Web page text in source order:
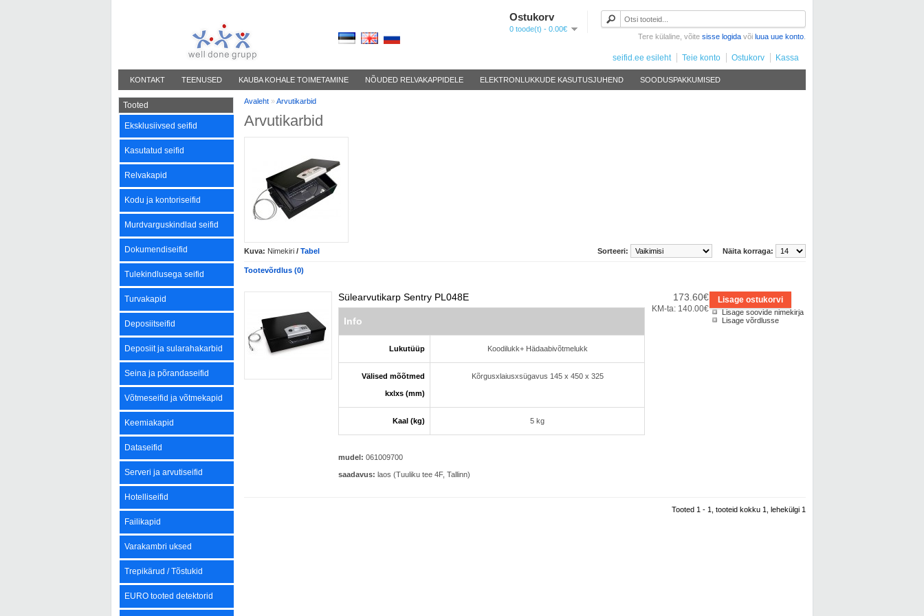
Ostukorv
0 toode(t) - 0.00€
Tere külaline, võite sisse logida või luua uue konto
seifid.ee esileht Teie konto Ostukorv Kassa
KONTAKT TEENUSED KAUBA KOHALE TOIMETAMINE NÕUDED RELVAKAPPIDELE ELEKTRONLUKKUDE KASUTUSJUHEND SOODUSPAKKUMISED
Tooted
Eksklusiivsed seifid
Kasutatud seifid
Relvakapid
Kodu ja kontoriseifid
Murdvarguskindlad seifid
Dokumendiseifid
Tulekindlusega seifid
Turvakapid
Deposiitseifid
Deposiit ja sularahakarbid
Seina ja põrandaseifid
Võtmeseifid ja võtmekapid
Keemiakapid
Dataseifid
Serveri ja arvutiseifid
Hotelliseifid
Failikapid
Varakambri uksed
Trepikärud / Tõstukid
EURO tooted detektorid
Avaleht »Arvutikarbid
Arvutikarbid
Kuva: Nimekiri / Tabel Näita korraga:
Sorteeri:
Tootevõrdlus (0)
Lisage soovide nimekirja
Lisage võrdlusse
173.60€
KM-ta: 140.00€
Sülearvutikarp Sentry PL048E
Info
Lukutüüp Koodilukk+ Hädaabivõtmelukk
Välised mõõtmed
kxlxs (mm)
Kõrgusxlaiusxsügavus 145 x 450 x 325
Kaal (kg) 5 kg
mudel: 061009700
saadavus: laos (Tuuliku tee 4F, Tallinn)
Tooted 1 - 1, tooteid kokku 1, lehekülgi 1